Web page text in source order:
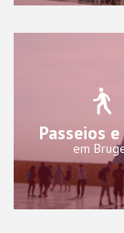
Passeios
em